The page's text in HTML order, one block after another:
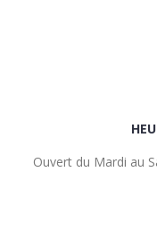
Ouvert du Mardi au